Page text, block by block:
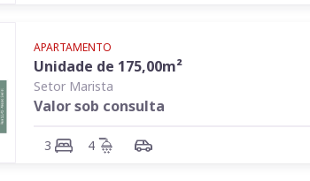
APARTAMENTO
Unidade de 175,00m²
Setor Marista
Valor sob consulta
3 4